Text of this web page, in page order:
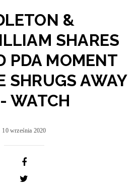
&
SHARES
PDA MOMENT
SHRUGS AWAY
WATCH
10 września 2020